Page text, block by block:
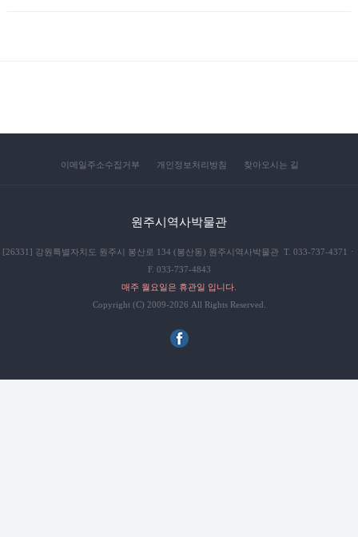
이메일주소수집거부 개인정보처리방침 찾아오시는 길
원주시역사박물관
[26331] 강원특별자치도 원주시 봉산로 134 (봉산동) 원주시역사박물관 T. 033-737-4371ㆍ
F. 033-737-4843
매주 월요일은 휴관일 입니다.
Copyright (C) 2009-2026 All Rights Reserved.